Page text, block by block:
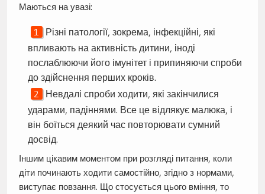
Маються на увазі:
Різні патології, зокрема, інфекційні, які
впливають на активність дитини, іноді
послаблюючи його імунітет і припиняючи спроби
до здійснення перших кроків.
Невдалі спроби ходити, які закінчилися
ударами, падіннями. Все це відлякує малюка, і
він боїться деякий час повторювати сумний
досвід.
Іншим цікавим моментом при розгляді питання, коли
діти починають ходити самостійно, згідно з нормами,
виступає повзання. Що стосується цього вміння, то